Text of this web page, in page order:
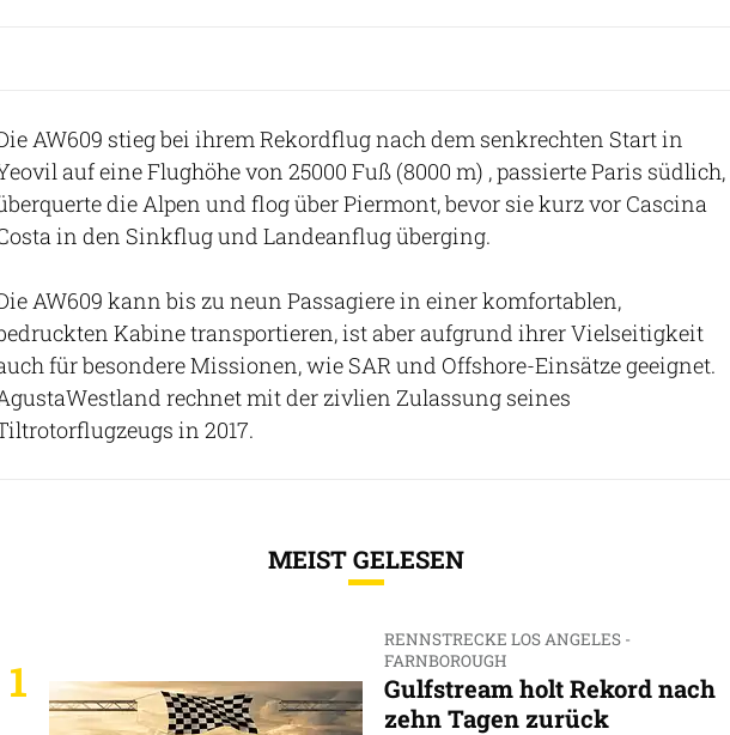
AW609 stieg bei ihrem Rekordflug nach dem senkrechten Start in
auf eine Flughöhe von 25000 Fuß (8000 m) , passierte Paris südlich,
die Alpen und flog über Piermont, bevor sie kurz vor Cascina
in den Sinkflug und Landeanflug überging.
AW609 kann bis zu neun Passagiere in einer komfortablen,
Kabine transportieren, ist aber aufgrund ihrer Vielseitigkeit
für besondere Missionen, wie SAR und Offshore-Einsätze geeignet.
rechnet mit der zivlien Zulassung seines
in 2017.
MEIST GELESEN
1
RENNSTRECKE LOS ANGELES -
FARNBOROUGH
Gulfstream holt Rekord nach
zehn Tagen zurück